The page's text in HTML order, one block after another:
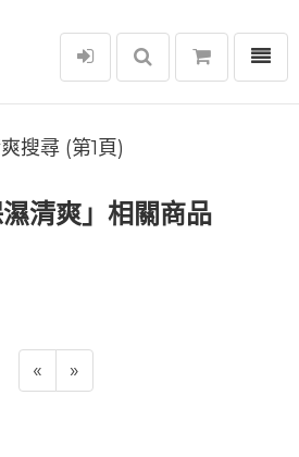
選單
搜尋 (第1頁)
清爽」相關商品
« »